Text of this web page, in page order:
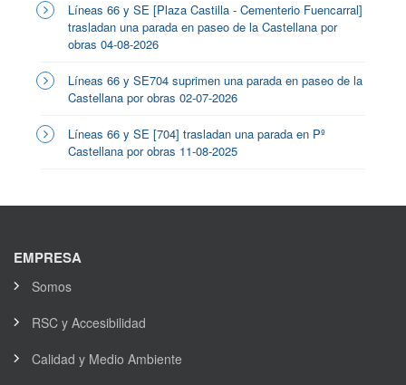
Líneas 66 y SE [Plaza Castilla - Cementerio Fuencarral]
trasladan una parada en paseo de la Castellana por
obras 04-08-2026
Líneas 66 y SE704 suprimen una parada en paseo de la
Castellana por obras 02-07-2026
Líneas 66 y SE [704] trasladan una parada en Pº
Castellana por obras 11-08-2025
EMPRESA
Somos
RSC y Accesibilidad
Calidad y Medio Ambiente